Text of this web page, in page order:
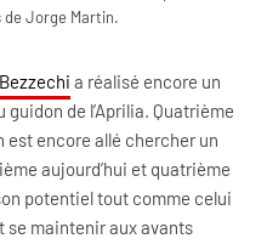
Jorge Martin.
a réalisé encore un
de l’Aprilia. Quatrième
est encore allé chercher un
aujourd’hui et quatrième
potentiel tout comme celui
se maintenir aux avants